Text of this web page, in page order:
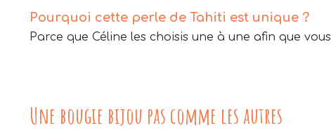
Pourquoi cette perle de Tahiti est unique ?
Parce que Céline les choisis une à une afin que
Une bougie bijou pas comme les autres